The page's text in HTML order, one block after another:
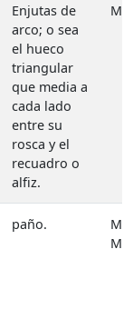
Enjutas de
arco; o sea
el hueco
triangular
que media a
cada lado
entre su
rosca y el
recuadro o
alfiz.
paño.
M.